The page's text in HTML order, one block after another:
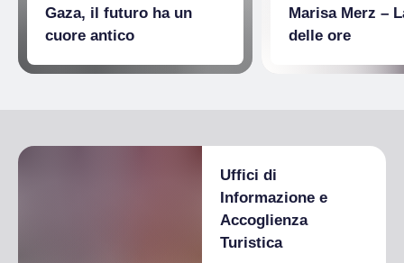
Servizi igienici
Gaza, il futuro ha un
cuore antico
Marisa Merz –
delle ore
Uffici di
Informazione e
Accoglienza
Turistica